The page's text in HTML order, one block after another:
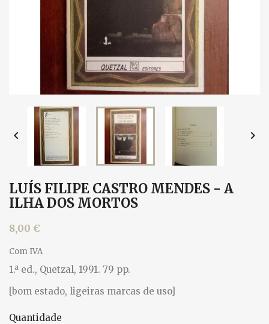
 
LUÍS FILIPE CASTRO MENDES - A
ILHA DOS MORTOS
8,00 €
Com IVA
1.ª ed., Quetzal, 1991. 79 pp.
[bom estado, ligeiras marcas de uso]
Quantidade